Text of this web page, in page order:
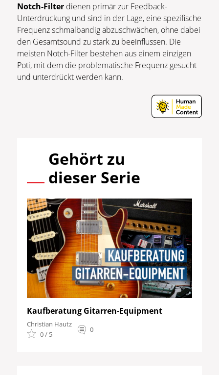
Notch-Filter dienen primär zur Feedback-
Unterdrückung und sind in der Lage, eine spezifische
Frequenz schmalbandig abzuschwächen, ohne dabei
den Gesamtsound zu stark zu beeinflussen. Die
meisten Notch-Filter bestehen aus einem einzigen
Poti, mit dem die problematische Frequenz gesucht
und unterdrückt werden kann.
Gehört zu
dieser Serie
Kaufberatung Gitarren-Equipment
Christian Hautz
0 / 5
0